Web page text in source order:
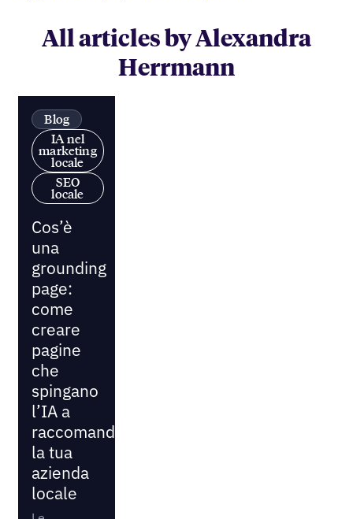
All articles by Alexandra
Herrmann
Blog
IA nel
marketing
locale
SEO
locale
Cos’è
una
grounding
page:
come
creare
pagine
che
spingano
l’IA a
raccomandare
la tua
azienda
locale